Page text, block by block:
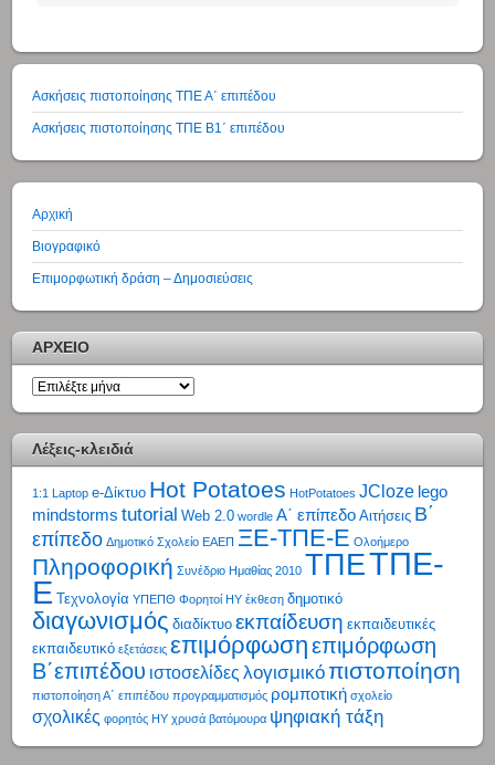
Ασκήσεις πιστοποίησης ΤΠΕ Α΄ επιπέδου
Ασκήσεις πιστοποίησης ΤΠΕ Β1΄ επιπέδου
Αρχική
Βιογραφικό
Επιμορφωτική δράση – Δημοσιεύσεις
ΑΡΧΕΙΟ
ΑΡΧΕΙΟ
Λέξεις-κλειδιά
1:1 Laptop e-Δίκτυο Hot Potatoes HotPotatoes JCloze lego
mindstorms tutorial Web 2.0 wordle Α΄ επίπεδο Αιτήσεις Β΄
επίπεδο Δημοτικό Σχολείο ΕΑΕΠ ΞΕ-ΤΠΕ-Ε Ολοήμερο
Πληροφορική Συνέδριο Ημαθίας 2010 ΤΠΕΤΠΕ-
Ε Τεχνολογία ΥΠΕΠΘ Φορητοί ΗΥ έκθεση δημοτικό
διαγωνισμός διαδίκτυο εκπαίδευση εκπαιδευτικές
εκπαιδευτικό εξετάσεις επιμόρφωσηεπιμόρφωση
Β΄επιπέδου ιστοσελίδες λογισμικόπιστοποίηση
πιστοποίηση Α΄ επιπέδου προγραμματισμός ρομποτική σχολείο
σχολικές φορητός ΗΥ χρυσά βατόμουρα ψηφιακή τάξη